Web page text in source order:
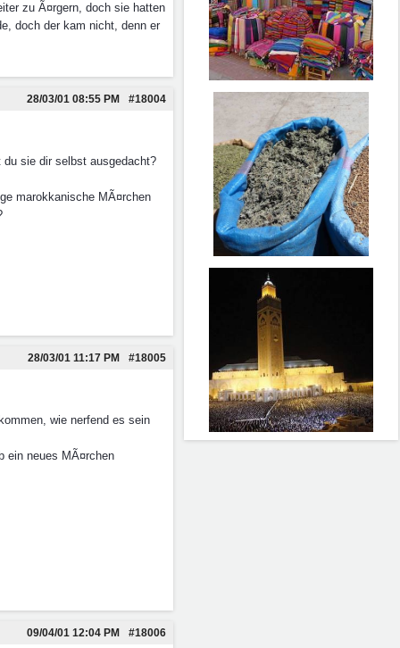
zu Ã¤rgern, doch sie hatten
doch der kam nicht, denn er
#18004
28/03/01 08:55 PM
sie dir selbst ausgedacht?
marokkanische MÃ¤rchen
#18005
28/03/01 11:17 PM
wie nerfend es sein
ein neues MÃ¤rchen
#18006
09/04/01 12:04 PM